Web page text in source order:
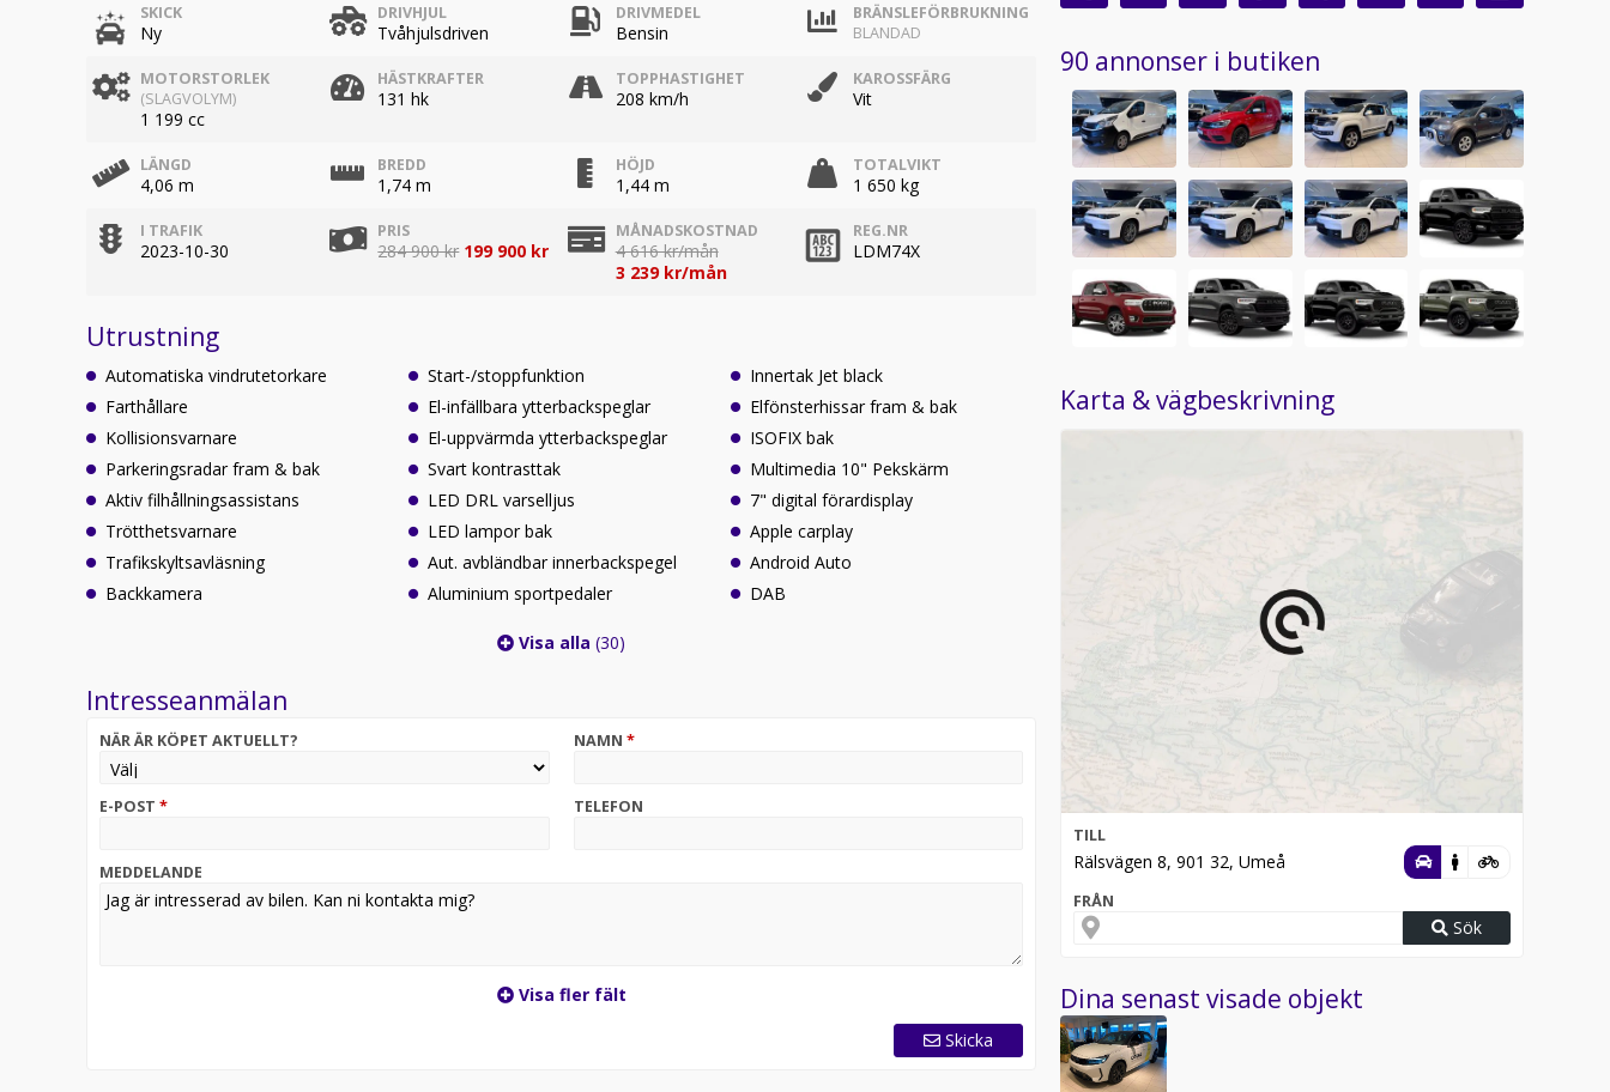
SKICK
Ny
DRIVHJUL
Tvåhjulsdriven
DRIVMEDEL
Bensin
BRÄNSLEFÖRBRUKNING
BLANDAD
MOTORSTORLEK
(SLAGVOLYM)
1 199 cc
HÄSTKRAFTER
131 hk
TOPPHASTIGHET
208 km/h
KAROSSFÄRG
Vit
LÄNGD
4,06 m
BREDD
1,74 m
HÖJD
1,44 m
TOTALVIKT
1 650 kg
I TRAFIK
2023-10-30
PRIS
284 900 kr 199 900 kr
MÅNADSKOSTNAD
4 616 kr/mån
3 239 kr/mån
REG.NR
LDM74X
Utrustning
Automatiska vindrutetorkare
Farthållare
Kollisionsvarnare
Parkeringsradar fram & bak
Aktiv filhållningsassistans
Trötthetsvarnare
Trafikskyltsavläsning
Backkamera
Start-/stoppfunktion
El-infällbara ytterbackspeglar
El-uppvärmda ytterbackspeglar
Svart kontrasttak
LED DRL varselljus
LED lampor bak
Aut. avbländbar innerbackspegel
Aluminium sportpedaler
Innertak Jet black
Elfönsterhissar fram & bak
ISOFIX bak
Multimedia 10" Pekskärm
7" digital förardisplay
Apple carplay
Android Auto
DAB
Visa alla(30)
Intresseanmälan
NÄR ÄR KÖPET AKTUELLT? NAMN *
E-POST * TELEFON
MEDDELANDE
Visa fler fält
Skicka
90 annonser i butiken
Karta & vägbeskrivning
TILL
Rälsvägen 8, 901 32, Umeå
FRÅN
Sök
Dina senast visade objekt